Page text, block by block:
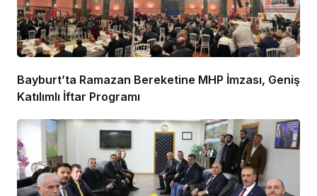
Bayburt’ta Ramazan Bereketine MHP İmzası, Geniş
Katılımlı İftar Programı